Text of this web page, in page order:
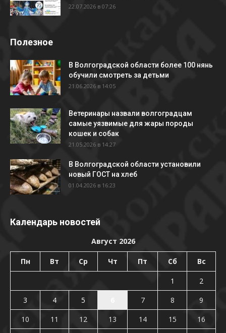
22.07.2026 в 07:26
Полезное
В Волгоградской области более 100 нянь
обучили смотреть за детьми
21.06.2026 в 14:05
Ветеринары назвали волгоградцам
самые уязвимые для жары породы
кошек и собак
21.05.2026 в 14:27
В Волгоградской области установили
новый ГОСТ на хлеб
01.04.2026 в 16:23
Календарь новостей
Август 2026
Пн Вт Ср Чт Пт Сб Вс
1
2
3
4 5 7 8
9
10
11 12 13 14 15
16